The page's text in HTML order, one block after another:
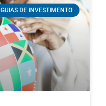
GUIAS DE INVESTIMENTO